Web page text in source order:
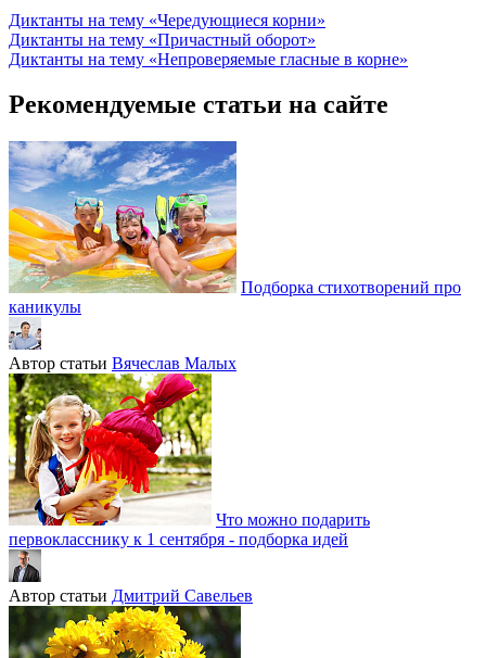
Диктанты на тему «Чередующиеся корни»
Диктанты на тему «Причастный оборот»
Диктанты на тему «Непроверяемые гласные в корне»
Рекомендуемые статьи на сайте
Подборка стихотворений про
каникулы
Автор статьи Вячеслав Малых
Что можно подарить
первокласснику к 1 сентября - подборка идей
Автор статьи Дмитрий Савельев